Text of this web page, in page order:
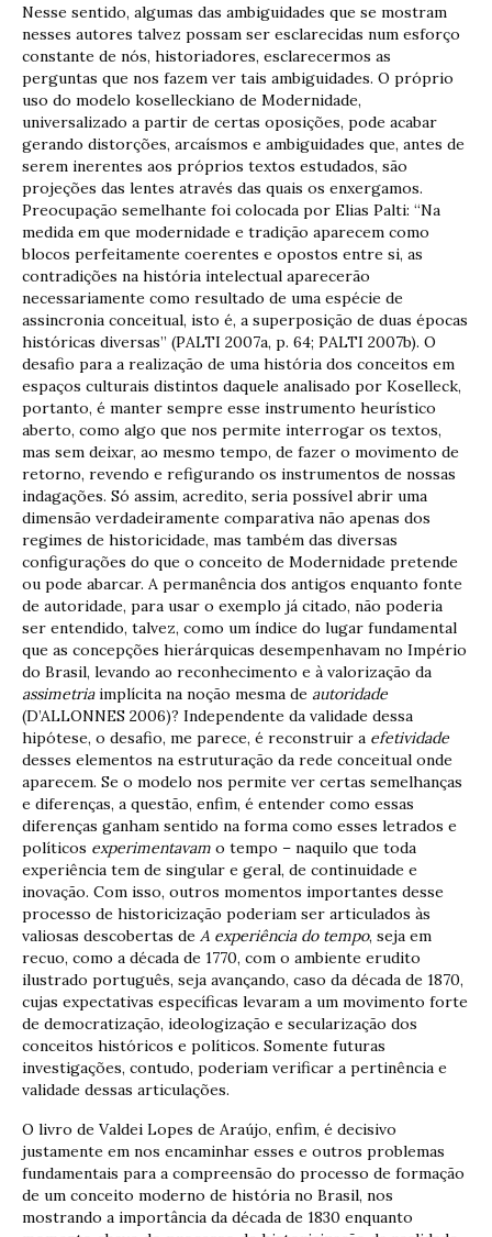
Nesse sentido, algumas das ambiguidades que se mostram
nesses autores talvez possam ser esclarecidas num esforço
constante de nós, historiadores, esclarecermos as
perguntas que nos fazem ver tais ambiguidades. O próprio
uso do modelo koselleckiano de Modernidade,
universalizado a partir de certas oposições, pode acabar
gerando distorções, arcaísmos e ambiguidades que, antes de
serem inerentes aos próprios textos estudados, são
projeções das lentes através das quais os enxergamos.
Preocupação semelhante foi colocada por Elias Palti: “Na
medida em que modernidade e tradição aparecem como
blocos perfeitamente coerentes e opostos entre si, as
contradições na história intelectual aparecerão
necessariamente como resultado de uma espécie de
assincronia conceitual, isto é, a superposição de duas épocas
históricas diversas” (PALTI 2007a, p. 64; PALTI 2007b). O
desafio para a realização de uma história dos conceitos em
espaços culturais distintos daquele analisado por Koselleck,
portanto, é manter sempre esse instrumento heurístico
aberto, como algo que nos permite interrogar os textos,
mas sem deixar, ao mesmo tempo, de fazer o movimento de
retorno, revendo e refigurando os instrumentos de nossas
indagações. Só assim, acredito, seria possível abrir uma
dimensão verdadeiramente comparativa não apenas dos
regimes de historicidade, mas também das diversas
configurações do que o conceito de Modernidade pretende
ou pode abarcar. A permanência dos antigos enquanto fonte
de autoridade, para usar o exemplo já citado, não poderia
ser entendido, talvez, como um índice do lugar fundamental
que as concepções hierárquicas desempenhavam no Império
do Brasil, levando ao reconhecimento e à valorização da
assimetriaimplícita na noção mesma de autoridade
(D’ALLONNES 2006)? Independente da validade dessa
hipótese, o desafio, me parece, é reconstruir a efetividade
desses elementos na estruturação da rede conceitual onde
aparecem. Se o modelo nos permite ver certas semelhanças
e diferenças, a questão, enfim, é entender como essas
diferenças ganham sentido na forma como esses letrados e
políticos experimentavam o tempo – naquilo que toda
experiência tem de singular e geral, de continuidade e
inovação. Com isso, outros momentos importantes desse
processo de historicização poderiam ser articulados às
valiosas descobertas de A experiência do tempo, seja em
recuo, como a década de 1770, com o ambiente erudito
ilustrado português, seja avançando, caso da década de 1870,
cujas expectativas específicas levaram a um movimento forte
de democratização, ideologização e secularização dos
conceitos históricos e políticos. Somente futuras
investigações, contudo, poderiam verificar a pertinência e
validade dessas articulações.
O livro de Valdei Lopes de Araújo, enfim, é decisivo
justamente em nos encaminhar esses e outros problemas
fundamentais para a compreensão do processo de formação
de um conceito moderno de história no Brasil, nos
mostrando a importância da década de 1830 enquanto